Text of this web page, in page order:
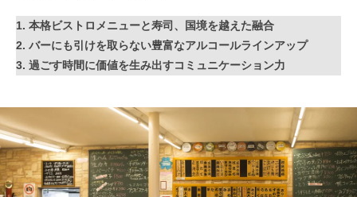
1. 本格ビストロメニューと寿司、国境を越えた融合
2. バーにも引けを取らない豊富なアルコールラインアップ
3. 過ごす時間に価値を生み出すコミュニケーション力